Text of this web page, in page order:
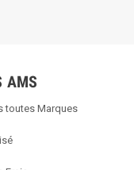
AMS
toutes Marques